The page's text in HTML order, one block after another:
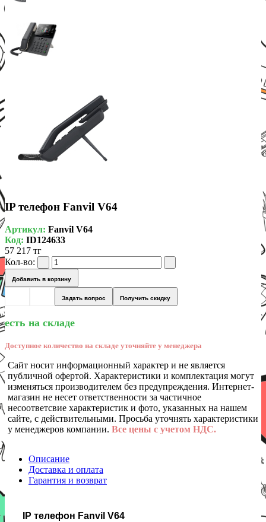
IP телефон Fanvil V64
Артикул: Fanvil V64
Код: ID124633
57 217 тг
Кол-во:
Добавить в корзину
Задать вопрос Получить скидку
есть на складе
Доступное количество на складе уточняйте у менеджера
Сайт носит информационный характер и не является
публичной офертой. Характеристики и комплектация могут
изменяться производителем без предупреждения. Интернет-
магазин не несет ответственности за частичное
несоответсвие характеристик и фото, указанных на нашем
сайте, с действительными. Просьба уточнять характеристики
у менеджеров компании. Все цены с учетом НДС.
Описание
Доставка и оплата
Гарантия и возврат
IP телефон Fanvil V64